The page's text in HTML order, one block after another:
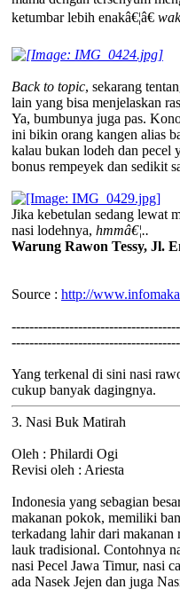
ketumbar lebih enakâ€¦â€
Back to topic, sekarang
lain yang bisa menjelaskan
Ya, bumbunya juga pas.
ini bikin orang kangen alias
kalau bukan lodeh dan pecel
bonus rempeyek dan sedikit
Jika kebetulan sedang lewat
nasi lodehnya, hmmâ€¦..
Warung Rawon Tessy, Jl.
Source : http://
Yang terkenal di sini nasi
cukup banyak dagingnya.
3. Nasi Buk Matirah
Oleh : Philardi Ogi
Revisi oleh : Ariesta
Indonesia yang sebagian
makanan pokok, memiliki
terkadang lahir dari makanan
lauk tradisional. Contohnya
nasi Pecel Jawa Timur, nasi
ada Nasek Jejen dan juga